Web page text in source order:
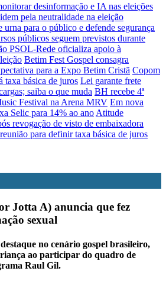
desinformação e IA nas eleições
pela neutralidade na eleição
urna para o público e defende segurança
públicos seguem previstos durante
PSOL-Rede oficializa apoio à
Betim Fest Gospel consagra
para a Expo Betim Cristã Copom
taxa básica de juros Lei garante frete
saiba o que muda BH recebe 4ª
Festival na Arena MRV Em nova
Selic para 14% ao ano Atitude
revogação de visto de embaixadora
para definir taxa básica de juros
Jotta A) anuncia que fez
sexual
no cenário gospel brasileiro,
ao participar do quadro de
Raul Gil.